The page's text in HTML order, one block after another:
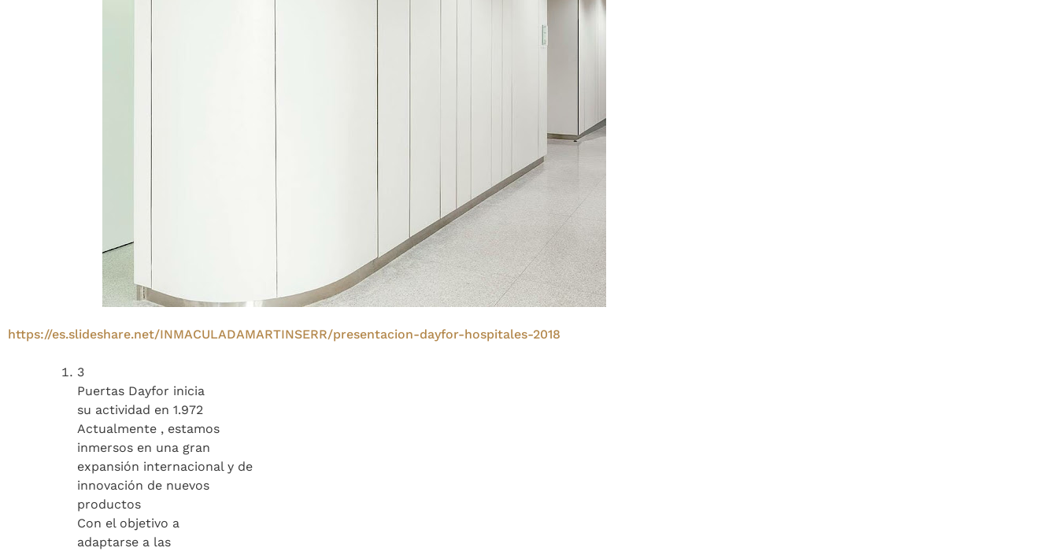
https://es.slideshare.net/INMACULADAMARTINSERR/presentacion-dayfor-hospitales-2018
3
Puertas Dayfor inicia
su actividad en 1.972
Actualmente , estamos
inmersos en una gran
expansión internacional y de
innovación de nuevos
productos
Con el objetivo a
adaptarse a las